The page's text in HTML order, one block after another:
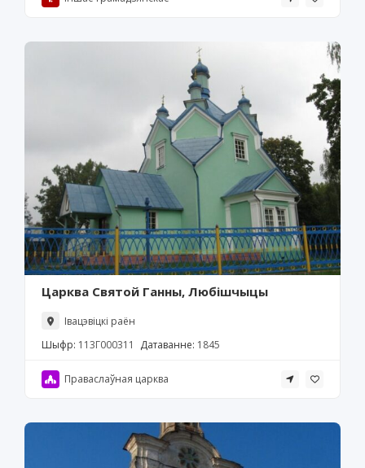
Царква Святой Ганны, Любішчыцы
Івацэвіцкі раён
Шыфр: 113Г000311 Датаванне: 1845
Праваслаўная царква